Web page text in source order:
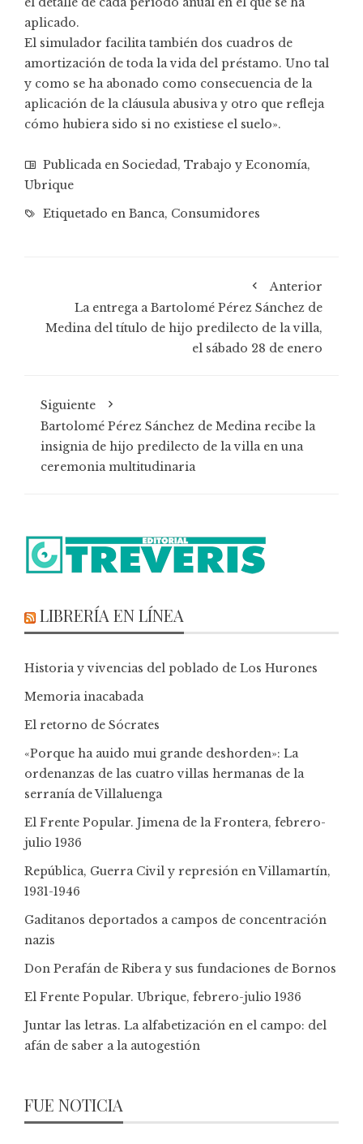
aplicado.
El simulador facilita también dos cuadros de
amortización de toda la vida del préstamo. Uno tal
y como se ha abonado como consecuencia de la
aplicación de la cláusula abusiva y otro que refleja
cómo hubiera sido si no existiese el suelo».
Publicada en Sociedad, Trabajo y Economía,
Ubrique
Etiquetado en Banca, Consumidores
Anterior
La entrega a Bartolomé Pérez Sánchez de
Medina del título de hijo predilecto de la villa,
el sábado 28 de enero
Siguiente
Bartolomé Pérez Sánchez de Medina recibe la
insignia de hijo predilecto de la villa en una
ceremonia multitudinaria
LIBRERÍA EN LÍNEA
Historia y vivencias del poblado de Los Hurones
Memoria inacabada
El retorno de Sócrates
«Porque ha auido mui grande deshorden»: La
ordenanzas de las cuatro villas hermanas de la
serranía de Villaluenga
El Frente Popular. Jimena de la Frontera, febrero-
julio 1936
República, Guerra Civil y represión en Villamartín,
1931-1946
Gaditanos deportados a campos de concentración
nazis
Don Perafán de Ribera y sus fundaciones de Bornos
El Frente Popular. Ubrique, febrero-julio 1936
Juntar las letras. La alfabetización en el campo: del
afán de saber a la autogestión
FUE NOTICIA